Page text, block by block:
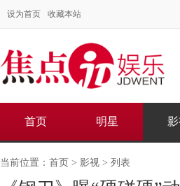
设为首页 收藏本站
首页 明星
当前位置： 首页 > 影视 > 列表